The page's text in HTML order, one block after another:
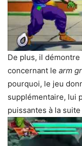
De plus, il
concernant le arm
pourquoi, le jeu
supplémentaire, lui
puissantes à la suite